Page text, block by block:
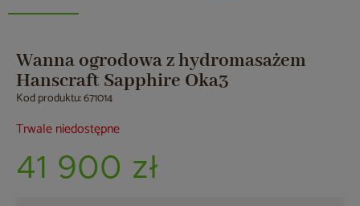
Wanna ogrodowa z hydromasażem
Hanscraft Sapphire Oka3
Kod produktu: 671014
Trwale niedostępne
41 900 zł